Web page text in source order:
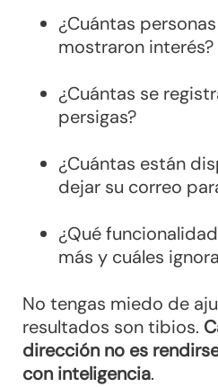
¿Cuántas
mostraron interés?
¿Cuántas se
persigas?
¿Cuántas están
dejar su correo
¿Qué
más y cuáles
No tengas miedo de
resultados son tibios.
dirección no es
con inteligencia.